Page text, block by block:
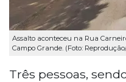
Assalto aconteceu na Rua
Campo Grande. (Foto:
Três pessoas,